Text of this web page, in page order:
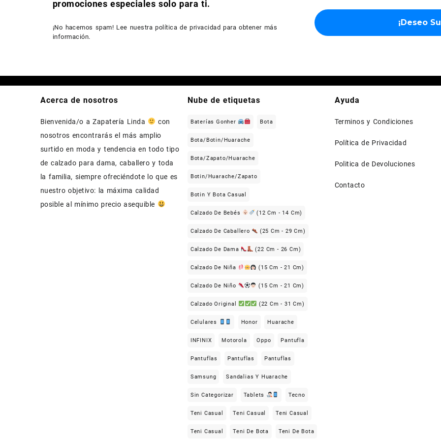
promociones especiales solo para ti.
¡No hacemos spam! Lee nuestrapolítica de privacidad para obtener más
información.
Acerca de nosotros
Bienvenida/o a Zapatería Linda
con
nosotros encontrarás el más amplio
surtido en moda y tendencia en todo tipo
de calzado para dama, caballero y toda
la familia, siempre ofreciéndote lo que es
nuestro objetivo: la máxima calidad
posible al mínimo precio asequible
Nube de etiquetas
Baterías Gonher Bota
Bota/Botin/Huarache
Bota/Zapato/Huarache
Botin/Huarache/Zapato
Botin Y Bota Casual
Calzado De Bebés (12 Cm - 14 Cm)
Calzado De Caballero (25 Cm - 29 Cm)
Calzado De Dama (22 Cm - 26 Cm)
Calzado De Niña (15 Cm - 21 Cm)
Calzado De Niño (15 Cm - 21 Cm)
Calzado Original (22 Cm - 31 Cm)
Celulares Honor Huarache
INFINIX Motorola Oppo Pantufla
Pantuflas Pantuflas Pantuflas
Samsung Sandalias Y Huarache
Sin Categorizar Tablets Tecno
Teni Casual Teni Casual Teni Casual
Teni Casual Teni De Bota Teni De Bota
Ayuda
Terminos y Condiciones
Política de Privacidad
Politica de Devoluciones
Contacto